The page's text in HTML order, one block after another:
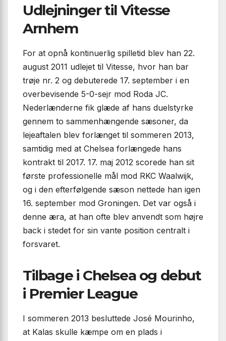
Udlejninger til Vitesse
Arnhem
For at opnå kontinuerlig spilletid blev han 22.
august 2011 udlejet til Vitesse, hvor han bar
trøje nr. 2 og debuterede 17. september i en
overbevisende 5-0-sejr mod Roda JC.
Nederlænderne fik glæde af hans duelstyrke
gennem to sammenhængende sæsoner, da
lejeaftalen blev forlænget til sommeren 2013,
samtidig med at Chelsea forlængede hans
kontrakt til 2017. 17. maj 2012 scorede han sit
første professionelle mål mod RKC Waalwijk,
og i den efterfølgende sæson nettede han igen
16. september mod Groningen. Det var også i
denne æra, at han ofte blev anvendt som højre
back i stedet for sin vante position centralt i
forsvaret.
Tilbage i Chelsea og debut
i Premier League
I sommeren 2013 besluttede José Mourinho,
at Kalas skulle kæmpe om en plads i